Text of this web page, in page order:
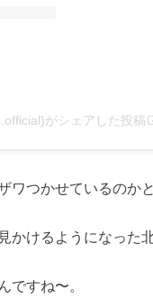
がシェアした投稿
ワつかせているのか
かけるようになった
ですね〜。